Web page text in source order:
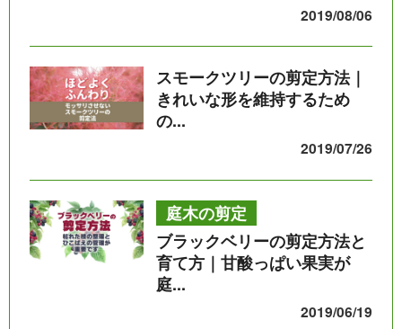
2019/08/06
スモークツリーの剪定方法｜
きれいな形を維持するため
の...
2019/07/26
庭木の剪定
ブラックベリーの剪定方法と
育て方｜甘酸っぱい果実が
庭...
2019/06/19